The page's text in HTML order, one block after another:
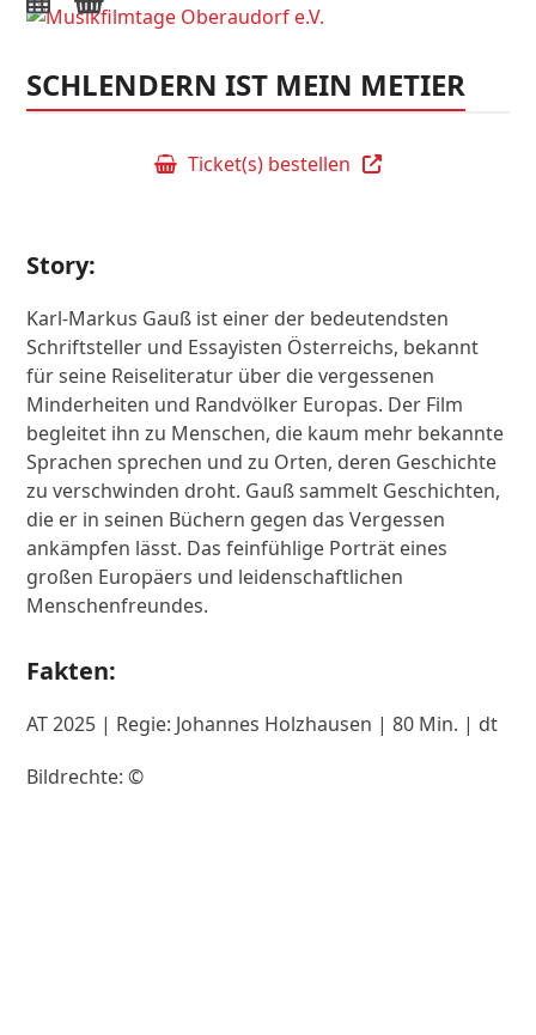
Open
menu
Close
menu
SCHLENDERN IST MEIN METIER
Ticket(s) bestellen
Story:
Karl-Markus Gauß ist einer der bedeutendsten
Schriftsteller und Essayisten Österreichs, bekannt
für seine Reiseliteratur über die vergessenen
Minderheiten und Randvölker Europas. Der Film
begleitet ihn zu Menschen, die kaum mehr bekannte
Sprachen sprechen und zu Orten, deren Geschichte
zu verschwinden droht. Gauß sammelt Geschichten,
die er in seinen Büchern gegen das Vergessen
ankämpfen lässt. Das feinfühlige Porträt eines
großen Europäers und leidenschaftlichen
Menschenfreundes.
Fakten:
AT 2025 | Regie: Johannes Holzhausen | 80 Min. | dt
Bildrechte: ©